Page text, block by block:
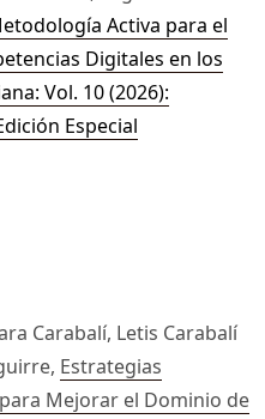
Activa para el
Digitales en los
Vol. 10 (2026):
Especial
Carabalí, Letis Carabalí
Estrategias
Mejorar el Dominio de